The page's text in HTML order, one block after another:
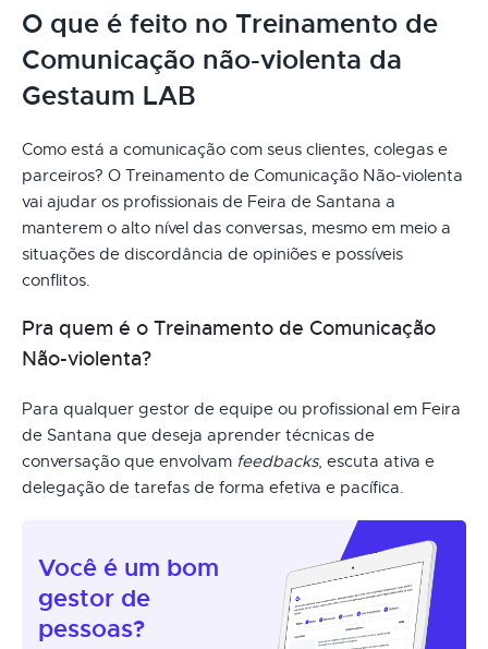
O que é feito no Treinamento de
Comunicação não-violenta da
Gestaum LAB
Como está a comunicação com seus clientes, colegas e
parceiros? O Treinamento de Comunicação Não-violenta
vai ajudar os profissionais de Feira de Santana a
manterem o alto nível das conversas, mesmo em meio a
situações de discordância de opiniões e possíveis
conflitos.
Pra quem é o Treinamento de Comunicação
Não-violenta?
Para qualquer gestor de equipe ou profissional em Feira
de Santana que deseja aprender técnicas de
conversação que envolvam feedbacks, escuta ativa e
delegação de tarefas de forma efetiva e pacífica.
Você é um bom
gestor de
pessoas?